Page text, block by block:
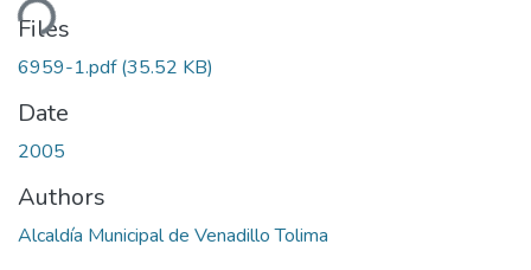
Files
6959-1.pdf(35.52 KB)
Date
2005
Authors
Alcaldía Municipal de Venadillo Tolima